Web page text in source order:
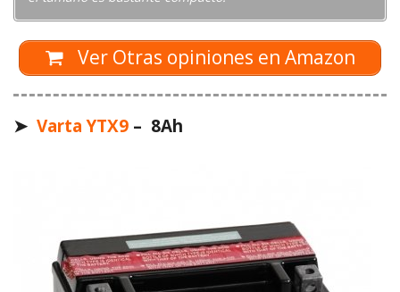
Ver Otras opiniones en Amazon
➤ Varta YTX9 – 8Ah